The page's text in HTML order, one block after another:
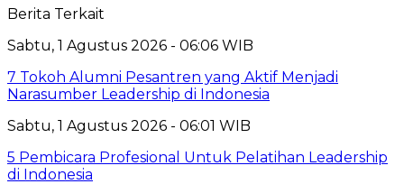
Berita Terkait
Sabtu, 1 Agustus 2026 - 06:06 WIB
7 Tokoh Alumni Pesantren yang Aktif Menjadi
Narasumber Leadership di Indonesia
Sabtu, 1 Agustus 2026 - 06:01 WIB
5 Pembicara Profesional Untuk Pelatihan Leadership
di Indonesia